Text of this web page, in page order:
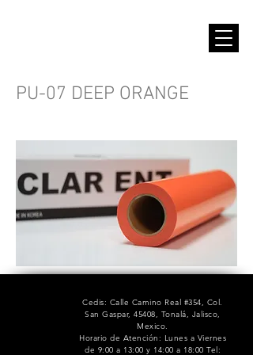
PU-07 DEEP ORANGE
Cedis: Calle Camino Real #354, Col.
San Gaspar, 45408, Tonalá, Jalisco,
Mexico.
Horario de Atención: Lunes a Viernes
de 9:00 a 13:00 y 14:00 a 18:00 Tel: